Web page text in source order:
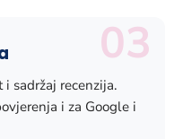
03
sadržaj recenzija.
i za Google i